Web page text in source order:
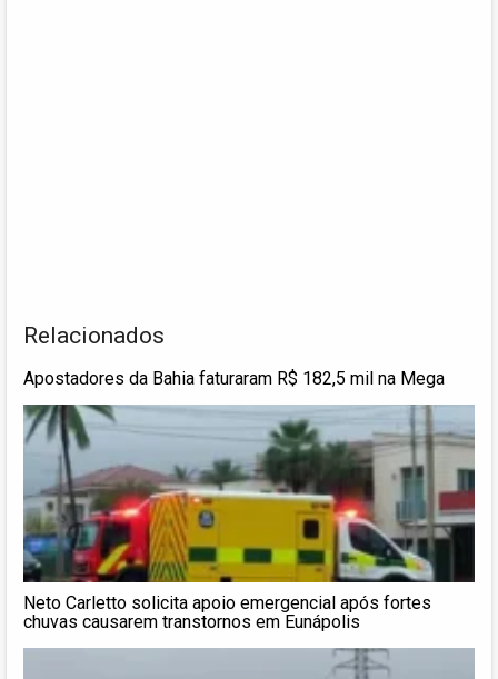
Relacionados
Apostadores da Bahia faturaram R$ 182,5 mil na Mega
Neto Carletto solicita apoio emergencial após fortes
chuvas causarem transtornos em Eunápolis